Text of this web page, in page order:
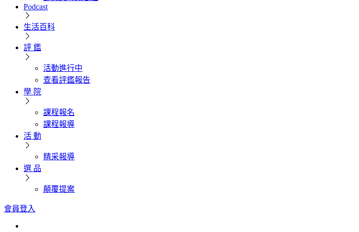
Podcast
生活百科
評 鑑
活動進行中
查看評鑑報告
學 院
課程報名
課程報導
活 動
精采報導
選 品
顛覆提案
會員登入